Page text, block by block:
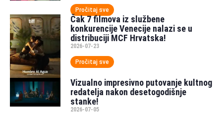
Pročitaj sve
Čak 7 filmova iz službene
konkurencije Venecije nalazi se u
distribuciji MCF Hrvatska!
2026-07-23
Pročitaj sve
Vizualno impresivno putovanje kultnog
redatelja nakon desetogodišnje
stanke!
2026-07-05